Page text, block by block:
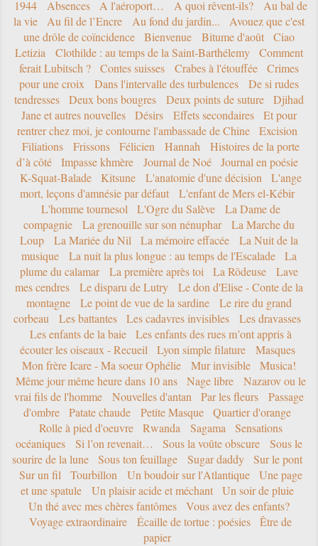
1944 Absences A l'aéroport… A quoi rêvent-ils?
Au bal de
la vie
Au fil de l’Encre Au fond du jardin...
Avouez que c'est
une drôle de coïncidence
Bienvenue Bitume d'août
Ciao
Letizia
Clothilde : au temps de la Saint-Barthélemy
Comment
ferait Lubitsch ?
Contes suisses Crabes à l'étouffée
Crimes
pour une croix
Dans l'intervalle des turbulences
De si rudes
tendresses
Deux bons bougres Deux points de suture
Djihad
Jane et autres nouvelles
Désirs Effets secondaires
Et pour
rentrer chez moi, je contourne l'ambassade de Chine
Excision
Filiations
Frissons Félicien Hannah
Histoires de la porte
d’à côté
Impasse khmère Journal de Noé
Journal en poésie
K-Squat-Balade
Kitsune L'anatomie d'une décision
L'ange
mort, leçons d'amnésie par défaut
L'enfant de Mers el-Kébir
L'homme tournesol
L'Ogre du Salève
La Dame de
compagnie
La grenouille sur son nénuphar
La Marche du
Loup
La Mariée du Nil La mémoire effacée
La Nuit de la
musique
La nuit la plus longue : au temps de l'Escalade
La
plume du calamar
La première après toi La Rôdeuse
Lave
mes cendres
Le disparu de Lutry
Le don d'Elise - Conte de la
montagne
Le point de vue de la sardine
Le rire du grand
corbeau
Les battantes Les cadavres invisibles
Les dravasses
Les enfants de la baie
Les enfants des rues m’ont appris à
écouter les oiseaux - Recueil
Lyon simple filature
Masques
Mon frère Icare - Ma soeur Ophélie
Mur invisible
Musica!
Même jour même heure dans 10 ans
Nage libre
Nazarov ou le
vrai fils de l'homme
Nouvelles d'antan Par les fleurs
Passage
d'ombre
Patate chaude Petite Masque
Quartier d'orange
Rolle à pied d'oeuvre
Rwanda Sagama
Sensations
océaniques
Si l’on revenait… Sous la voûte obscure
Sous le
sourire de la lune
Sous ton feuillage Sugar daddy
Sur le pont
Sur un fil
Tourbillon Un boudoir sur l'Atlantique
Une page
et une spatule
Un plaisir acide et méchant
Un soir de pluie
Un thé avec mes chères fantômes
Vous avez des enfants?
Voyage extraordinaire
Écaille de tortue : poésies
Être de
papier